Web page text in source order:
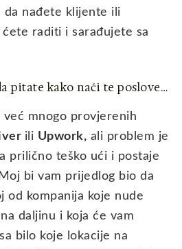
da nađete klijente ili
ćete raditi i sarađujete sa
pitate kako naći te poslove…
mnogo provjerenih
ili Upwork, ali problem je
prilično teško ući i postaje
bi vam prijedlog bio da
od kompanija koje nude
daljinu i koja će vam
bilo koje lokacije na